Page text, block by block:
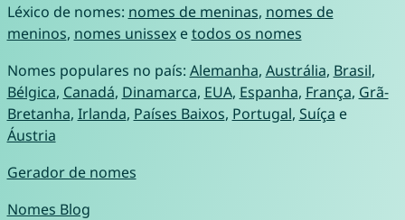
Léxico de nomes: nomes de meninas, nomes de
meninos, nomes unissexetodos os nomes
Nomes populares no país: Alemanha, Austrália, Brasil,
Bélgica, Canadá, Dinamarca, EUA, Espanha, França, Grã-
Bretanha, Irlanda, Países Baixos, Portugal, Suíça e
Áustria
Gerador de nomes
Nomes Blog